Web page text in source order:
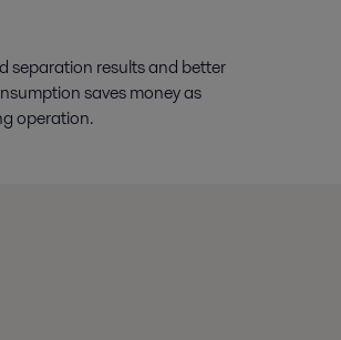
separation results and better
saves money as
operation.